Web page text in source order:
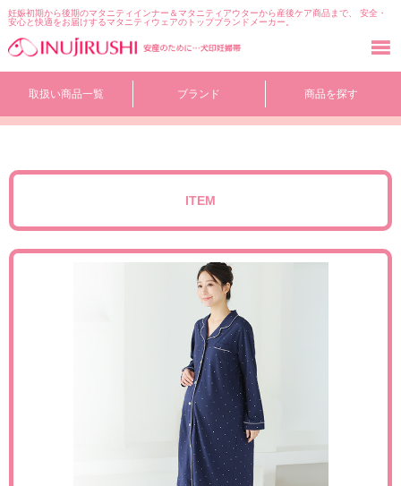
妊娠初期から後期のマタニティインナー＆マタニティアウターから産後ケア商品まで、 安全・
安心と快適をお届けするマタニティウェアのトップブランドメーカー。
テ
取扱い商品一覧 ブランド 商品を探す
ITEM